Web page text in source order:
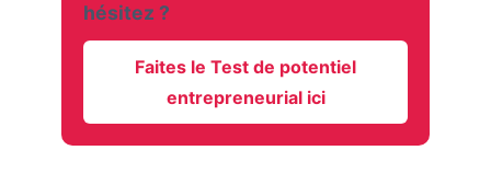
hésitez ?
Faites le Test de potentiel
entrepreneurial ici